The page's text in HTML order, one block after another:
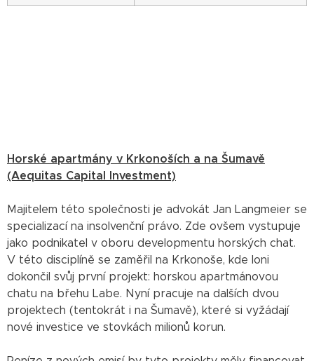
Horské apartmány v Krkonoších a na Šumavě
(Aequitas Capital Investment)
Majitelem této společnosti je advokát Jan Langmeier se
specializací na insolvenční právo. Zde ovšem vystupuje
jako podnikatel v oboru developmentu horských chat.
V této disciplíně se zaměřil na Krkonoše, kde loni
dokončil svůj první projekt: horskou apartmánovou
chatu na břehu Labe. Nyní pracuje na dalších dvou
projektech (tentokrát i na Šumavě), které si vyžádají
nové investice ve stovkách milionů korun.